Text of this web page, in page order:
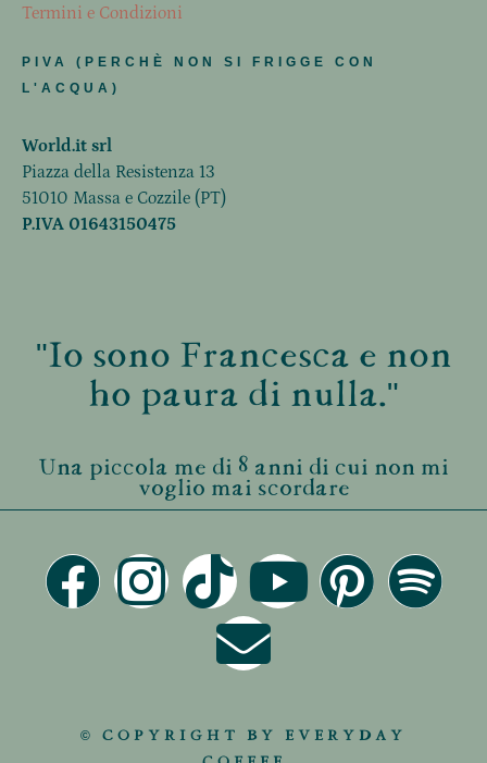
Termini e Condizioni
PIVA (PERCHÈ NON SI FRIGGE CON
L'ACQUA)
World.it srl
Piazza della Resistenza 13
51010 Massa e Cozzile (PT)
P.IVA 01643150475
"Io sono Francesca e non
ho paura di nulla."
Una piccola me di 8 anni di cui non mi
voglio mai scordare
© COPYRIGHT BY EVERYDAY